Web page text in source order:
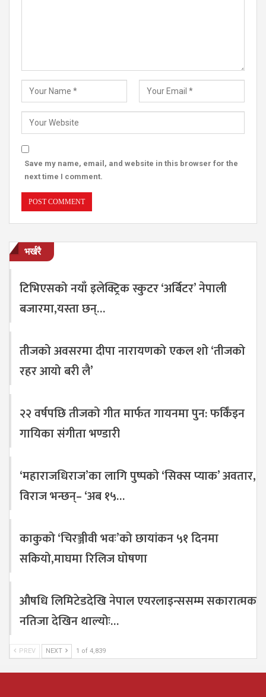
Save my name, email, and website in this browser for the
next time I comment.
भर्खरै
टिभिएसको नयाँ इलेक्ट्रिक स्कुटर ‘अर्बिटर’ नेपाली
बजारमा,यस्ता छन्…
तीजको अवसरमा दीपा नारायणको एकल शो ‘तीजको
रहर आयो बरी लै’
२२ वर्षपछि तीजको गीत मार्फत गायनमा पुन: फर्किंइन
गायिका संगीता भण्डारी
‘महाराजधिराज’का लागि पुष्पको ‘सिक्स प्याक’ अवतार,
विराज भन्छन्– ‘अब १५…
काकुको ‘चिरञ्जीवी भवः’को छायांकन ५१ दिनमा
सकियो,माघमा रिलिज घोषणा
औषधि लिमिटेडदेखि नेपाल एयरलाइन्ससम्म सकारात्मक
नतिजा देखिन थाल्योः…
PREV NEXT 1 of 4,839